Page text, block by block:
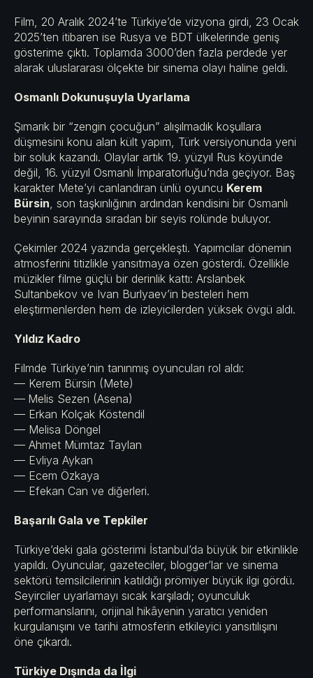
Film, 20 Aralık 2024’te Türkiye’de vizyona girdi, 23 Ocak
2025’ten itibaren ise Rusya ve BDT ülkelerinde geniş
gösterime çıktı. Toplamda 3000’den fazla perdede yer
alarak uluslararası ölçekte bir sinema olayı haline geldi.
Osmanlı Dokunuşuyla Uyarlama
Şımarık bir “zengin çocuğun” alışılmadık koşullara
düşmesini konu alan kült yapım, Türk versiyonunda yeni
bir soluk kazandı. Olaylar artık 19. yüzyıl Rus köyünde
değil, 16. yüzyıl Osmanlı İmparatorluğu’nda geçiyor. Baş
karakter Mete’yi canlandıran ünlü oyuncu Kerem
Bürsin, son taşkınlığının ardından kendisini bir Osmanlı
beyinin sarayında sıradan bir seyis rolünde buluyor.
Çekimler 2024 yazında gerçekleşti. Yapımcılar dönemin
atmosferini titizlikle yansıtmaya özen gösterdi. Özellikle
müzikler filme güçlü bir derinlik kattı: Arslanbek
Sultanbekov ve Ivan Burlyaev’in besteleri hem
eleştirmenlerden hem de izleyicilerden yüksek övgü aldı.
Yıldız Kadro
Filmde Türkiye’nin tanınmış oyuncuları rol aldı:
— Kerem Bürsin (Mete)
— Melis Sezen (Asena)
— Erkan Kolçak Köstendil
— Melisa Döngel
— Ahmet Mümtaz Taylan
— Evliya Aykan
— Ecem Özkaya
— Efekan Can ve diğerleri.
Başarılı Gala ve Tepkiler
Türkiye’deki gala gösterimi İstanbul’da büyük bir etkinlikle
yapıldı. Oyuncular, gazeteciler, blogger’lar ve sinema
sektörü temsilcilerinin katıldığı prömiyer büyük ilgi gördü.
Seyirciler uyarlamayı sıcak karşıladı; oyunculuk
performanslarını, orijinal hikâyenin yaratıcı yeniden
kurgulanışını ve tarihi atmosferin etkileyici yansıtılışını
öne çıkardı.
Türkiye Dışında da İlgi